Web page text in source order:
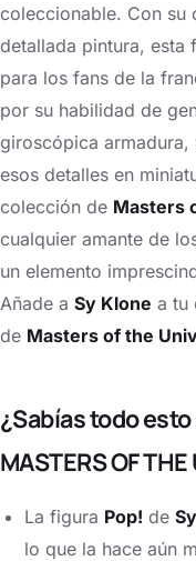
coleccionable. Con su
detallada pintura, esta
para los fans de la
por su habilidad de
giroscópica armadura,
esos detalles en
colección de Masters
cualquier amante de
un elemento
Añade a Sy Klone a tu
de Masters of the
¿Sabías todo esto
MASTERS OF
La figura Pop! de
lo que la hace aún